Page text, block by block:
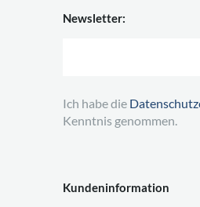
Kundeninformation
Newsletter:
Ich habe die
Kenntnis genommen.